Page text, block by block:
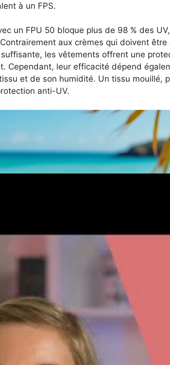
à un FPS.
un FPU 50 bloque plus de 98 % des
aux crèmes qui doivent être
les vêtements offrent une
Cependant, leur efficacité dépend
et de son humidité. Un tissu mouillé,
anti-UV.
des crèmes solaires
pour leur facilité d’application et
du corps. Elles contiennent des bloquers